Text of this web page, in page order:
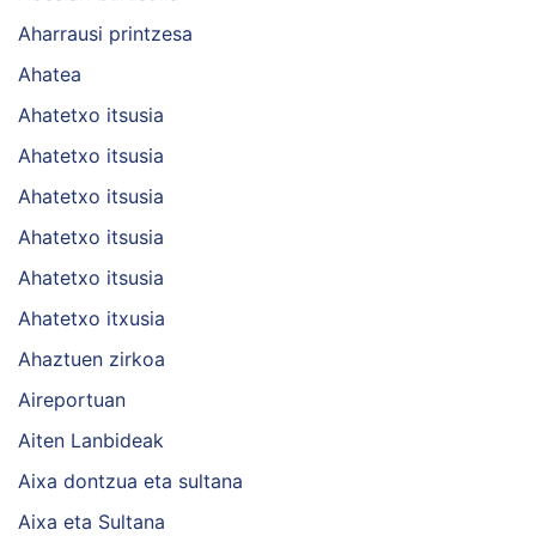
Aharrausi printzesa
Ahatea
Ahatetxo itsusia
Ahatetxo itsusia
Ahatetxo itsusia
Ahatetxo itsusia
Ahatetxo itsusia
Ahatetxo itxusia
Ahaztuen zirkoa
Aireportuan
Aiten Lanbideak
Aixa dontzua eta sultana
Aixa eta Sultana